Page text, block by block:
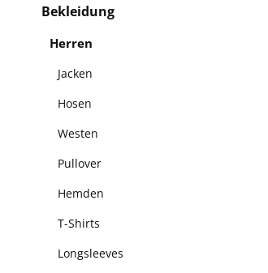
Bekleidung
Herren
Jacken
Hosen
Westen
Pullover
Hemden
T-Shirts
Longsleeves